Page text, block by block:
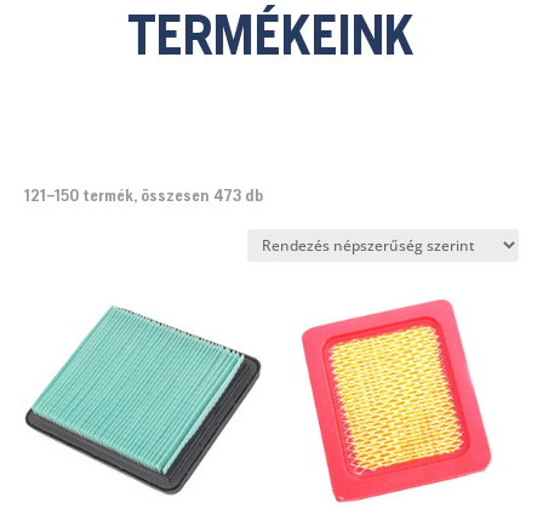
TERMÉKEINK
121–150 termék, összesen 473 dbSorted